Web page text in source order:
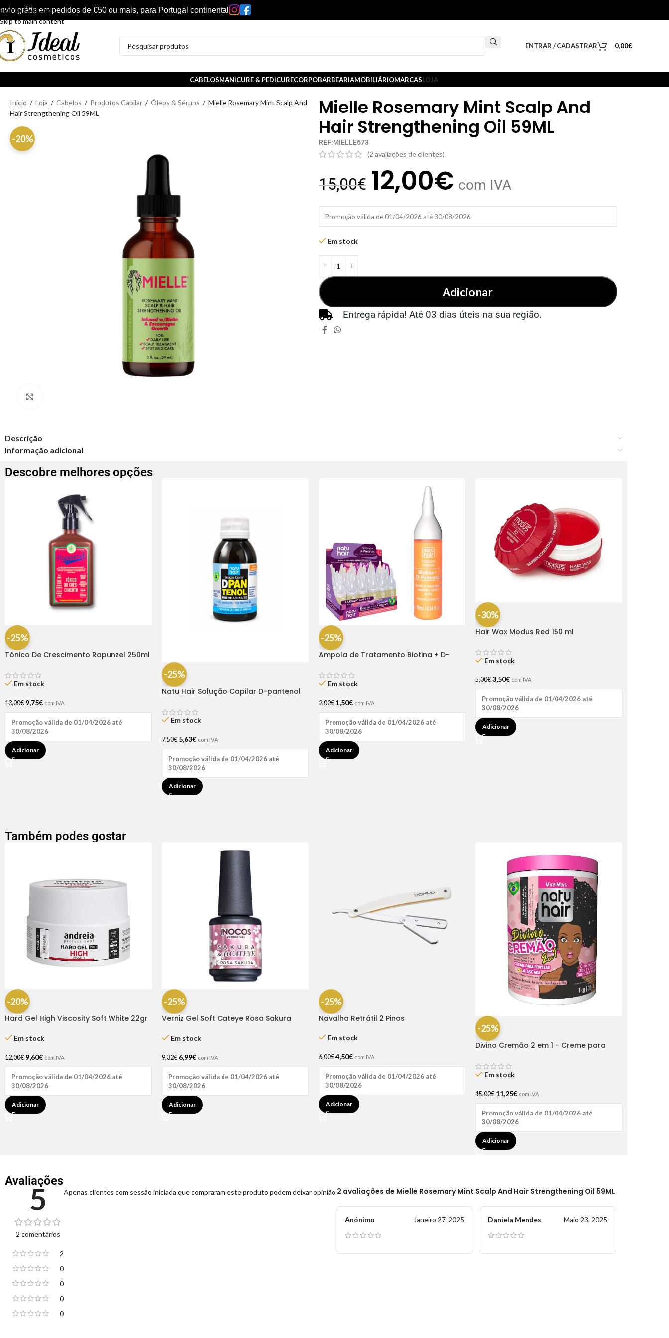
Skip to navigation
Skip to main content
grátis em pedidos de €50 ou mais, para Portugal continental
ENTRAR / CADASTRAR 0,00€
CABELOSMANICURE & PEDICURECORPOBARBEARIAMOBILIÁRIOMARCASLOJA
Início / Loja / Cabelos / Produtos Capilar / Óleos & Séruns / Mielle Rosemary Mint Scalp And
Hair Strengthening Oil 59ML
-20%
Mielle Rosemary Mint Scalp And
Hair Strengthening Oil 59ML
REF:MIELLE673
(2 avaliações de clientes)
15,00€ 12,00€ com IVA
Promoção válida de 01/04/2026 até 30/08/2026
Em stock
Adicionar
Entrega rápida! Até 03 dias úteis na sua região.
Descrição
Informação adicional
Descobre melhores opções
-25%
Tónico De Crescimento Rapunzel 250ml
Em stock
13,00€ 9,75€ com IVA
Promoção válida de 01/04/2026 até
30/08/2026
Adicionar
-25%
Natu Hair Solução Capilar D-pantenol
Em stock
7,50€ 5,63€ com IVA
Promoção válida de 01/04/2026 até
30/08/2026
Adicionar
-25%
Ampola de Tratamento Biotina + D-
Em stock
2,00€ 1,50€ com IVA
Promoção válida de 01/04/2026 até
30/08/2026
Adicionar
-30%
Hair Wax Modus Red 150 ml
Em stock
5,00€ 3,50€ com IVA
Promoção válida de 01/04/2026 até
30/08/2026
Adicionar
Também podes gostar
-20%
Hard Gel High Viscosity Soft White 22gr
Em stock
12,00€ 9,60€ com IVA
Promoção válida de 01/04/2026 até
30/08/2026
Adicionar
-25%
Verniz Gel Soft Cateye Rosa Sakura
Em stock
9,32€ 6,99€ com IVA
Promoção válida de 01/04/2026 até
30/08/2026
Adicionar
-25%
Navalha Retrátil 2 Pinos
Em stock
6,00€ 4,50€ com IVA
Promoção válida de 01/04/2026 até
30/08/2026
Adicionar
-25%
Divino Cremão 2 em 1 – Creme para
Natu Hair
Em stock
15,00€ 11,25€ com IVA
Promoção válida de 01/04/2026 até
30/08/2026
Adicionar
Avaliações
5
2 comentários
2
0
0
0
0
2 avaliações de Mielle Rosemary Mint Scalp And Hair Strengthening Oil 59ML
Anónimo Janeiro 27, 2025 Daniela Mendes Maio 23, 2025
Apenas clientes com sessão iniciada que compraram este produto podem deixar opinião.